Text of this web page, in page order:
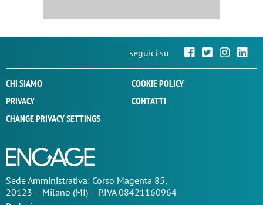
seguici su
CHI SIAMO
COOKIE POLICY
PRIVACY
CONTATTI
CHANGE PRIVACY SETTINGS
SedeAmministrativa: Corso Magenta 85,
20123 – Milano (MI) – P.IVA 08421160964